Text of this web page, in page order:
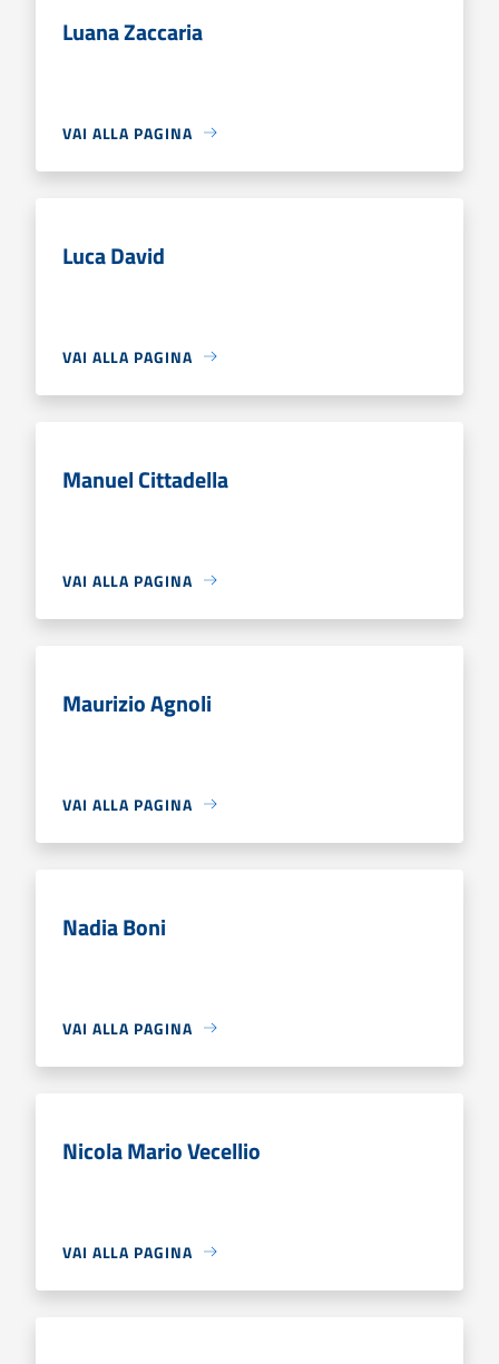
Luana Zaccaria
VAI ALLA PAGINA
Luca David
VAI ALLA PAGINA
Manuel Cittadella
VAI ALLA PAGINA
Maurizio Agnoli
VAI ALLA PAGINA
Nadia Boni
VAI ALLA PAGINA
Nicola Mario Vecellio
VAI ALLA PAGINA